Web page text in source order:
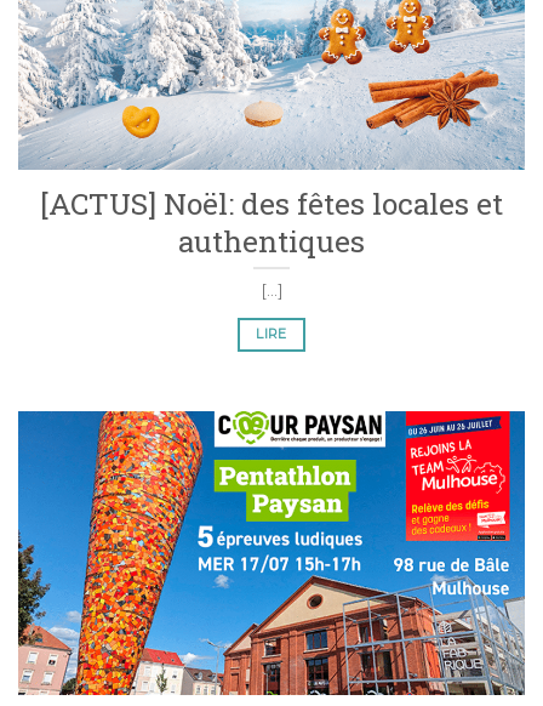
[ACTUS] Noël: des fêtes locales et
authentiques
[...]
LIRE